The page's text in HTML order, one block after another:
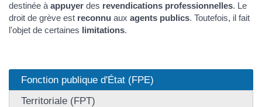
destinée à appuyer des revendications professionnelles. Le
droit de grève est reconnu aux agents publics. Toutefois, il fait
l'objet de certaines limitations.
Fonction publique d'État (FPE)
Territoriale (FPT)